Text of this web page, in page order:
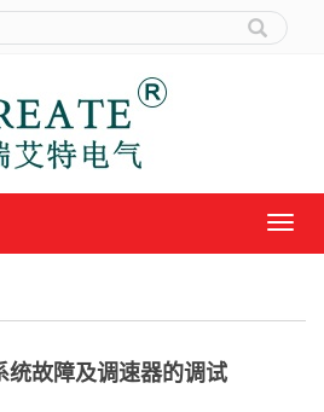
导
统故障及调速器的调试